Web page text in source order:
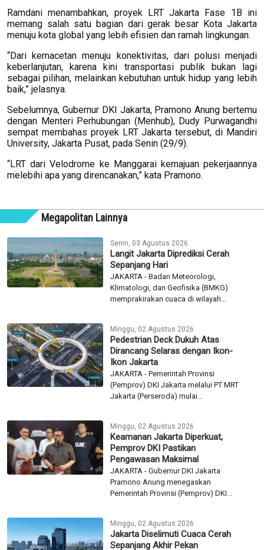
Ramdani menambahkan, proyek LRT Jakarta Fase 1B ini
memang salah satu bagian dari gerak besar Kota Jakarta
menuju kota global yang lebih efisien dan ramah lingkungan.
“Dari kemacetan menuju konektivitas, dari polusi menjadi
keberlanjutan, karena kini transportasi publik bukan lagi
sebagai pilihan, melainkan kebutuhan untuk hidup yang lebih
baik,” jelasnya.
Sebelumnya, Gubernur DKI Jakarta, Pramono Anung bertemu
dengan Menteri Perhubungan (Menhub), Dudy Purwagandhi
sempat membahas proyek LRT Jakarta tersebut, di Mandiri
University, Jakarta Pusat, pada Senin (29/9).
“LRT dari Velodrome ke Manggarai kemajuan pekerjaannya
melebihi apa yang direncanakan,” kata Pramono.
Megapolitan Lainnya
Senin, 03 Agustus 2026
Langit Jakarta Diprediksi Cerah
Sepanjang Hari
JAKARTA - Badan Meteorologi,
Klimatologi, dan Geofisika (BMKG)
memprakirakan cuaca di wilayah...
Minggu, 02 Agustus 2026
Pedestrian Deck Dukuh Atas
Dirancang Selaras dengan Ikon-
Ikon Jakarta
JAKARTA - Pemerintah Provinsi
(Pemprov) DKI Jakarta melalui PT MRT
Jakarta (Perseroda) mulai...
Minggu, 02 Agustus 2026
Keamanan Jakarta Diperkuat,
Pemprov DKI Pastikan
Pengawasan Maksimal
JAKARTA - Gubernur DKI Jakarta
Pramono Anung menegaskan
Pemerintah Provinsi (Pemprov) DKI...
Minggu, 02 Agustus 2026
Jakarta Diselimuti Cuaca Cerah
Sepanjang Akhir Pekan